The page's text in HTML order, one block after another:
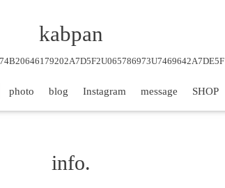
kabpan
photo blog Instagram message SHOP
info.